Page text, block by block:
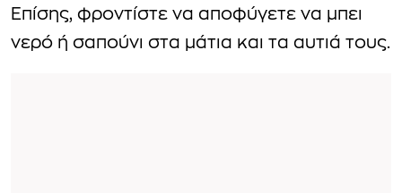
Επίσης, φροντίστε να αποφύγετε να μπει
νερό ή σαπούνι στα μάτια και τα αυτιά τους.